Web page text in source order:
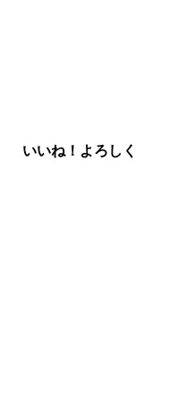
いいね！よろしく